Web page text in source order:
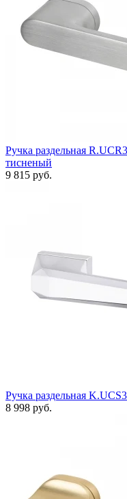
Ручка раздельная
тисненый
9 815 руб.
Ручка раздельная
8 998 руб.